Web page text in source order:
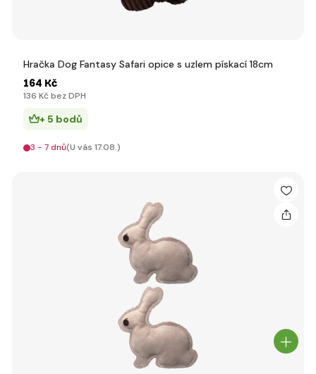
Hračka Dog Fantasy Safari opice s uzlem pískací 18cm
164 Kč
136 Kč bez DPH
+ 5 bodů
3 - 7 dnů(U vás 17.08.)